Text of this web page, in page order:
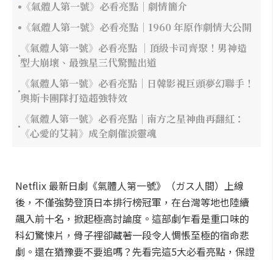
《氣體人第一號》必看亮點｜劇情簡介
《氣體人第一號》必看亮點｜1960 年原作劇情大公開
《氣體人第一號》必看亮點 ｜頂級卡司齊聚！男神造
型大崩壞、最強星三代驚豔出道
《氣體人第一號》必看亮點｜日韓影視巨頭夢幻聯手！
奧斯卡團隊打造超強特效
《氣體人第一號》必看亮點｜南方之星神曲再翻紅：
《心愛的艾莉》成全劇催淚靈魂
Netflix 最新日劇《氣體人第一號》（ガス人間）上線
後，不僅強勢登頂日本排行榜冠軍，在台灣等地也陸續
飆入前十名，掀起極高討論度。這部劇乍看是重口味的
科幻驚悚片，骨子裡卻藏著一段令人惆悵至極的宿命悲
劇。還在猶豫要不要追嗎？先看完這5大必看亮點，保證